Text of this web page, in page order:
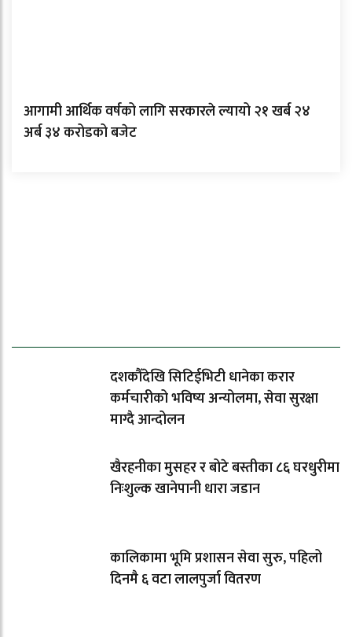
आगामी आर्थिक वर्षको लागि सरकारले ल्यायो २१ खर्ब २४
अर्ब ३४ करोडको बजेट
दशकौँदेखि सिटिईभिटी धानेका करार
कर्मचारीको भविष्य अन्योलमा, सेवा सुरक्षा
माग्दै आन्दोलन
खैरहनीका मुसहर र बोटे बस्तीका ८६ घरधुरीमा
निःशुल्क खानेपानी धारा जडान
कालिकामा भूमि प्रशासन सेवा सुरु, पहिलो
दिनमै ६ वटा लालपुर्जा वितरण